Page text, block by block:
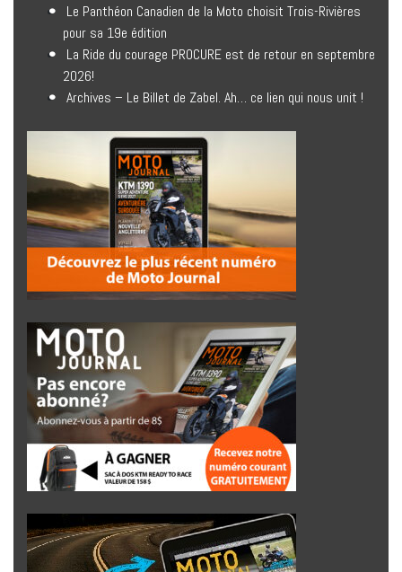
Le Panthéon Canadien de la Moto choisit Trois-Rivières
pour sa 19e édition
La Ride du courage PROCURE est de retour en septembre
2026!
Archives – Le Billet de Zabel. Ah… ce lien qui nous unit !